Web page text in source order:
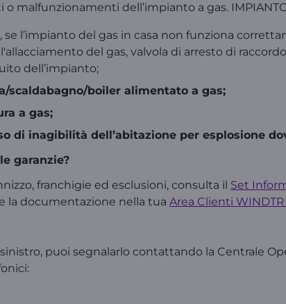
o malfunzionamenti dell’impianto a gas.
, se l’impianto del gas in casa non funziona
del gas, valvola di arresto di
dell’impianto;
scaldabagno/boiler alimentato a gas;
a gas;
di inagibilità dell’abitazione per esplosione
garanzie?
franchigie ed esclusioni, consulta il Set
la documentazione nella tua Area Clienti
puoi segnalarlo contattando la Centrale